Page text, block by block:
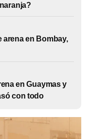
arena en Bombay,
en Guaymas y
con todo